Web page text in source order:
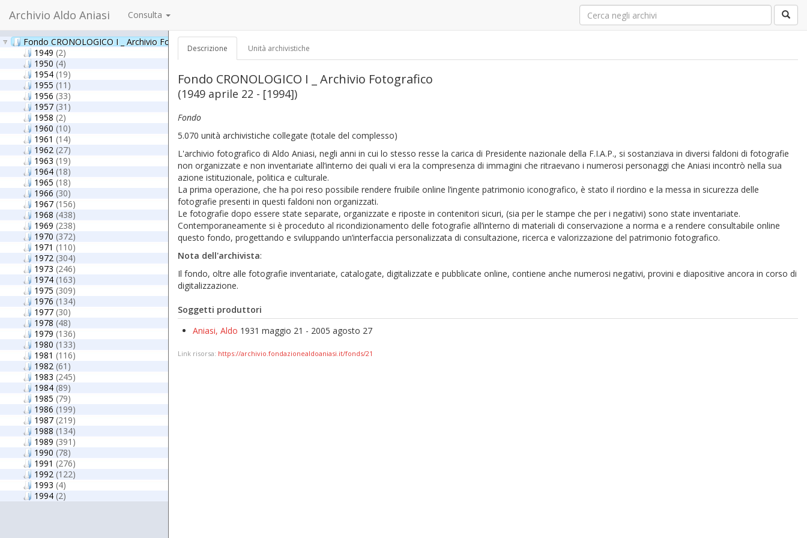
Archivio Aldo Aniasi Consulta
Fondo CRONOLOGICO I _ Archivio Fotografico
1949 (2)
1950 (4)
1954 (19)
1955 (11)
1956 (33)
1957 (31)
1958 (2)
1960 (10)
1961 (14)
1962 (27)
1963 (19)
1964 (18)
1965 (18)
1966 (30)
1967 (156)
1968 (438)
1969 (238)
1970 (372)
1971 (110)
1972 (304)
1973 (246)
1974 (163)
1975 (309)
1976 (134)
1977 (30)
1978 (48)
1979 (136)
1980 (133)
1981 (116)
1982 (61)
1983 (245)
1984 (89)
1985 (79)
1986 (199)
1987 (219)
1988 (134)
1989 (391)
1990 (78)
1991 (276)
1992 (122)
1993 (4)
1994 (2)
Descrizione Unità archivistiche
Fondo CRONOLOGICO I _ Archivio Fotografico
(1949 aprile 22 - [1994])
Fondo
5.070 unità archivistiche collegate (totale del complesso)
L'archivio fotografico di Aldo Aniasi, negli anni in cui lo stesso resse la carica di Presidente nazionale della F.I.A.P., si sostanziava in diversi faldoni di fotografie
non organizzate e non inventariate all’interno dei quali vi era la compresenza di immagini che ritraevano i numerosi personaggi che Aniasi incontrò nella sua
azione istituzionale, politica e culturale.
La prima operazione, che ha poi reso possibile rendere fruibile online l’ingente patrimonio iconografico, è stato il riordino e la messa in sicurezza delle
fotografie presenti in questi faldoni non organizzati.
Le fotografie dopo essere state separate, organizzate e riposte in contenitori sicuri, (sia per le stampe che per i negativi) sono state inventariate.
Contemporaneamente si è proceduto al ricondizionamento delle fotografie all’interno di materiali di conservazione a norma e a rendere consultabile online
questo fondo, progettando e sviluppando un’interfaccia personalizzata di consultazione, ricerca e valorizzazione del patrimonio fotografico.
Nota dell'archivista:
Il fondo, oltre alle fotografie inventariate, catalogate, digitalizzate e pubblicate online, contiene anche numerosi negativi, provini e diapositive ancora in corso di
digitalizzazione.
Soggetti produttori
Aniasi, Aldo 1931 maggio 21 - 2005 agosto 27
Link risorsa: https://archivio.fondazionealdoaniasi.it/fonds/21